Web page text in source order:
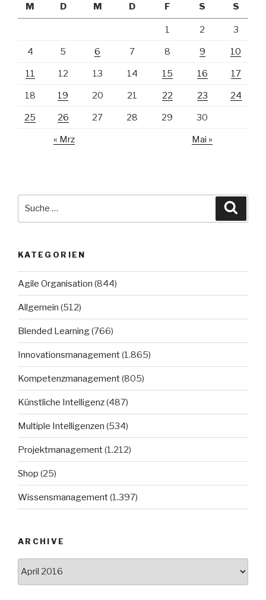
M
D M D F S S
1 2 3
4 5 6 7 8 9 10
11 12 13 14 15 16 17
18 19 20 21 22 23 24
25 26 27 28 29 30
« Mrz Mai »
KATEGORIEN
Agile Organisation (844)
Allgemein (512)
Blended Learning(766)
Innovationsmanagement(1.865)
Kompetenzmanagement(805)
Künstliche Intelligenz(487)
Multiple Intelligenzen (534)
Projektmanagement(1.212)
Shop (25)
Wissensmanagement(1.397)
ARCHIVE